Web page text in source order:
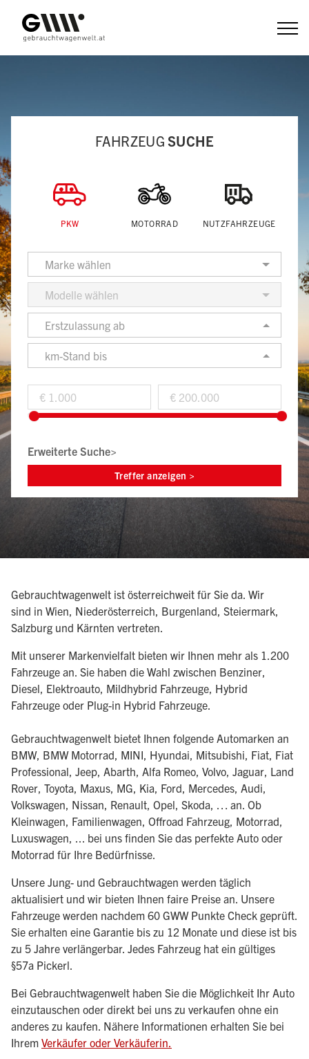
Zum
Inhalt
FAHRZEUG SUCHE
PKW MOTORRAD NUTZFAHRZEUGE
Marke wählen
Modelle wählen
Erstzulassung ab
km-Stand bis
Erweiterte Suche>
Gebrauchtwagenwelt ist österreichweit für Sie da. Wir
sind in Wien, Niederösterreich, Burgenland, Steiermark,
Salzburg und Kärnten vertreten.
Mit unserer Markenvielfalt bieten wir Ihnen mehr als 1.200
Fahrzeuge an. Sie haben die Wahl zwischen Benziner,
Diesel, Elektroauto, Mildhybrid Fahrzeuge, Hybrid
Fahrzeuge oder Plug-in Hybrid Fahrzeuge.
Gebrauchtwagenwelt bietet Ihnen folgende Automarken an
BMW, BMW Motorrad, MINI, Hyundai, Mitsubishi, Fiat, Fiat
Professional, Jeep, Abarth, Alfa Romeo, Volvo, Jaguar, Land
Rover, Toyota, Maxus, MG, Kia, Ford, Mercedes, Audi,
Volkswagen, Nissan, Renault, Opel, Skoda, … an. Ob
Kleinwagen, Familienwagen, Offroad Fahrzeug, Motorrad,
Luxuswagen, ... bei uns finden Sie das perfekte Auto oder
Motorrad für Ihre Bedürfnisse.
Unsere Jung- und Gebrauchtwagen werden täglich
aktualisiert und wir bieten Ihnen faire Preise an. Unsere
Fahrzeuge werden nachdem 60 GWW Punkte Check geprüft.
Sie erhalten eine Garantie bis zu 12 Monate und diese ist bis
zu 5 Jahre verlängerbar. Jedes Fahrzeug hat ein gültiges
§57a Pickerl.
Bei Gebrauchtwagenwelt haben Sie die Möglichkeit Ihr Auto
einzutauschen oder direkt bei uns zu verkaufen ohne ein
anderes zu kaufen. Nähere Informationen erhalten Sie bei
Ihrem Verkäufer oder Verkäuferin.